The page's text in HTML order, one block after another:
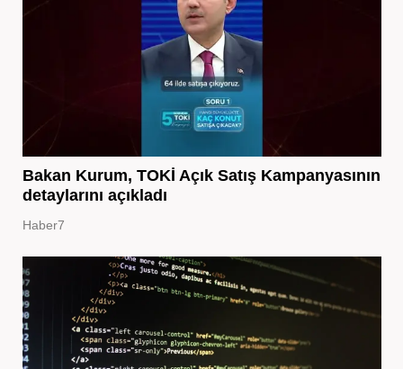
Bakan Kurum, TOKİ Açık Satış Kampanyasının
detaylarını açıkladı
Haber7